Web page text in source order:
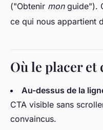
("Obtenir monguide").
ce qui nous appartient
Où le placer et
Au-dessus de la
CTA visible sans
convaincus.